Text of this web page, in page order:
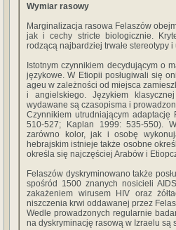
Wymiar rasowy
Marginalizacja rasowa Felaszów
jak i cechy stricte biologicznie.
rodzącą najbardziej trwałe stereotypy
Istotnym czynnikiem decydującym o
językowe. W Etiopii posługiwali się
ageu w zależności od miejsca
i angielskiego. Językiem
wydawane są czasopisma i
Czynnikiem utrudniającym
510-527; Kaplan 1999: 535-550).
zarówno kolor, jak i osobę
hebrajskim istnieje także osobne
określa się najczęściej Arabów i
Felaszów dyskryminowano także
spośród 1500 znanych nosicieli
zakażeniem wirusem HIV oraz
niszczenia krwi oddawanej przez
Wedle prowadzonych regularnie
na dyskryminację rasową w Izraelu są